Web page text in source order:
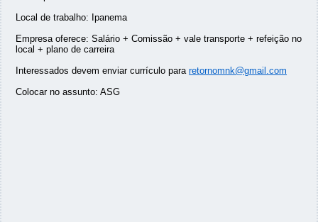
Local de trabalho: Ipanema
Empresa oferece: Salário + Comissão + vale transporte + refeição no
local + plano de carreira
Interessados devem enviar currículo para retornomnk@gmail.com
Colocar no assunto: ASG